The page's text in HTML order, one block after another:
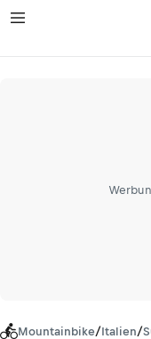
Mountainbike/Italien/